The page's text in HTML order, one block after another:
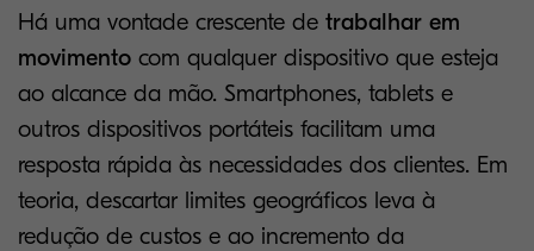
Há uma vontade crescente de trabalhar em
movimento com qualquer dispositivo que esteja
ao alcance da mão. Smartphones, tablets e
outros dispositivos portáteis facilitam uma
resposta rápida às necessidades dos clientes. Em
teoria, descartar limites geográficos leva à
redução de custos e ao incremento da